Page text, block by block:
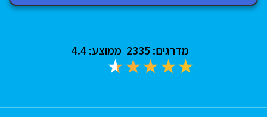
מדרגים: 2335 ממוצע:4.4